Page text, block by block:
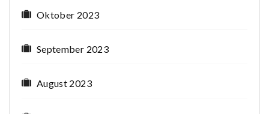
Oktober 2023
September 2023
August 2023